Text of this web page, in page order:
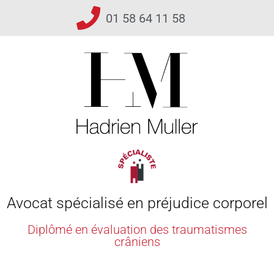
01 58 64 11 58
Avocat spécialisé en préjudice corporel
Diplômé en évaluation des traumatismes
crâniens